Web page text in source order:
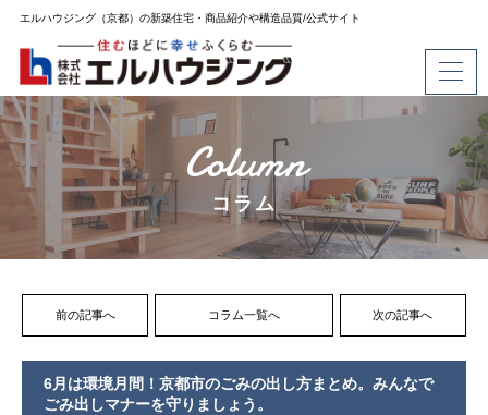
エルハウジング（京都）の新築住宅・商品紹介や構造品質/公式サイト
Column
コラム
前の記事へ コラム一覧へ 次の記事へ
6月は環境月間！京都市のごみの出し方まとめ。みんなで
ごみ出しマナーを守りましょう。